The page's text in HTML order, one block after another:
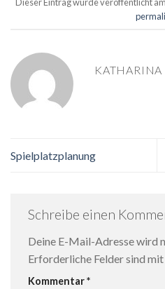
KATHARINA
Spielplatzplanung
Schreibe einen
Deine E-Mail-Adresse wird
Erforderliche Felder sind mit
Kommentar*